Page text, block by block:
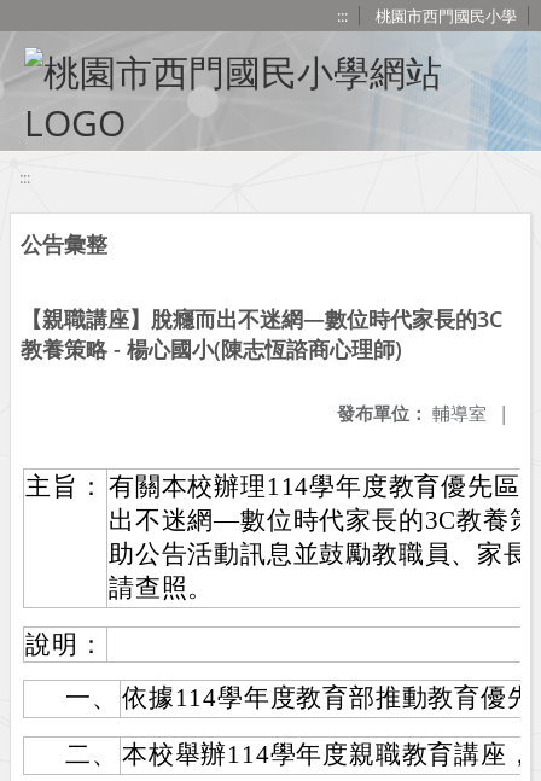
::: 桃園市西門國民小學
:::
公告彙整
【親職講座】脫癮而出不迷網—數位時代家長的3C
教養策略 - 楊心國小(陳志恆諮商心理師)
發布單位： 輔導室 |
主旨： 有關本校辦理114學年度教育優先區
出不迷網—數位時代家長的3C教養
助公告活動訊息並鼓勵教職員、家
請查照。
說明：
一、
依據114學年度教育部推動教育優
二、
本校舉辦114學年度親職教育講座